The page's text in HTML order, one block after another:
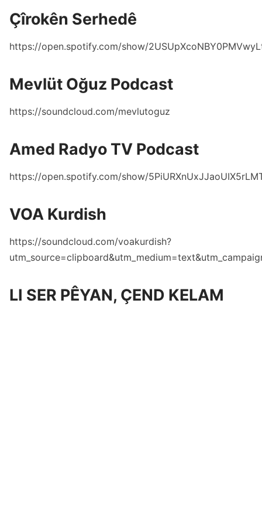
Çîrokên Serhedê
https://open.spotify.com/show/
Mevlüt Oğuz Podcast
https://soundcloud.com/mevlutoguz
Amed Radyo TV Podcast
https://open.spotify.com/show/
VOA Kurdish
https://soundcloud.com/voakurdish?
LI SER PÊYAN, ÇEND KELAM